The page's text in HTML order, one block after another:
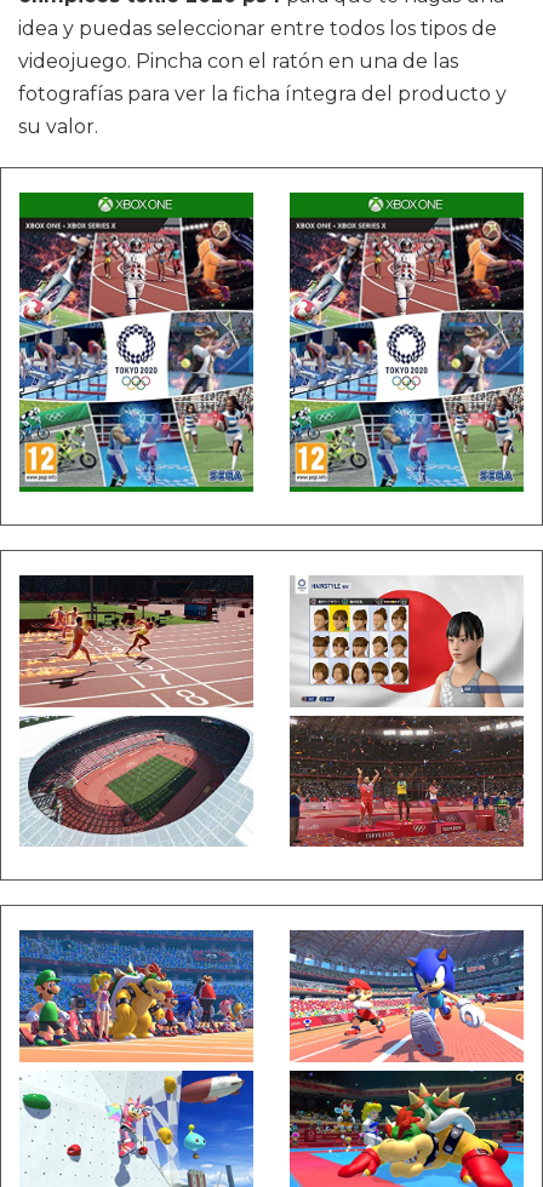
idea y puedas seleccionar entre todos los tipos de
videojuego. Pincha con el ratón en una de las
fotografías para ver la ficha íntegra del producto y
su valor.